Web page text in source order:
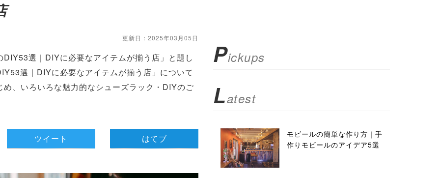
更新日：2025年03月05日
選｜DIYに必要なアイテムが揃う店」と題し
選｜DIYに必要なアイテムが揃う店」について
、いろいろな魅力的なシューズラック・DIYのご
ツイート はてブ
Pickups
Latest
モビールの簡単な作り方｜手
作りモビールのアイデア5選